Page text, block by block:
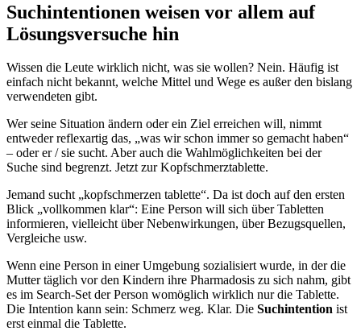
Suchintentionen weisen vor allem auf
Lösungsversuche hin
Wissen die Leute wirklich nicht, was sie wollen? Nein. Häufig ist
einfach nicht bekannt, welche Mittel und Wege es außer den bislang
verwendeten gibt.
Wer seine Situation ändern oder ein Ziel erreichen will, nimmt
entweder reflexartig das, „was wir schon immer so gemacht haben“
– oder er / sie sucht. Aber auch die Wahlmöglichkeiten bei der
Suche sind begrenzt. Jetzt zur Kopfschmerztablette.
Jemand sucht „kopfschmerzen tablette“. Da ist doch auf den ersten
Blick „vollkommen klar“: Eine Person will sich über Tabletten
informieren, vielleicht über Nebenwirkungen, über Bezugsquellen,
Vergleiche usw.
Wenn eine Person in einer Umgebung sozialisiert wurde, in der die
Mutter täglich vor den Kindern ihre Pharmadosis zu sich nahm, gibt
es im Search-Set der Person womöglich wirklich nur die Tablette.
Die Intention kann sein: Schmerz weg. Klar. Die Suchintention ist
erst einmal die Tablette.